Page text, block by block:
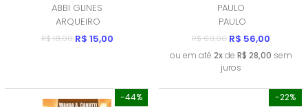
ABBI GLINES
ARQUEIRO
R$ 18,00 R$ 15,00
PAULO
PAULO
R$ 60,00 R$ 56,00
ou em até 2xde R$ 28,00 sem
juros
-44% -22%